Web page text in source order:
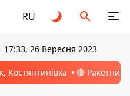
RU
17:33, 26 Вересня 2023
Костянтинівка 🔴 Ракетний